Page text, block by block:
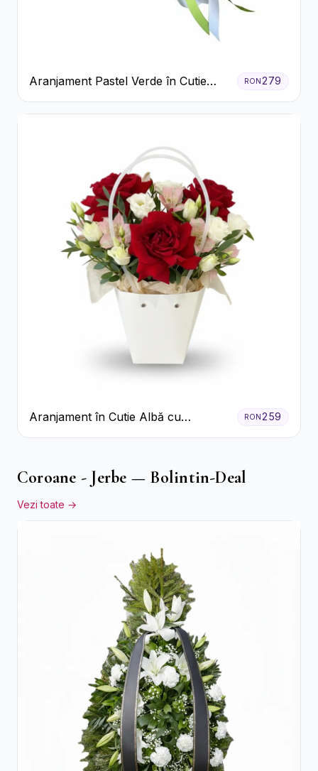
Aranjament Pastel Verde în Cutie
Galben Pal
RON279
Aranjament în Cutie Albă cu
Trandafiri Roșii și Lisianthus
RON259
Coroane - Jerbe — Bolintin-Deal
Vezi toate →